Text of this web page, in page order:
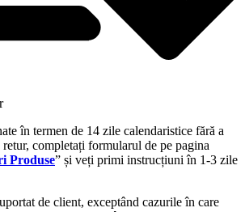
în termen de 14 zile calendaristice fără a
completați formularul de pe pagina
Produse” și veți primi instrucțiuni în 1-3 zile
de client, exceptând cazurile în care